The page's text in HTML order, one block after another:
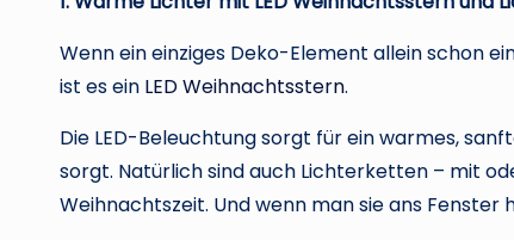
Wenn ein einziges Deko-Element allein schon
ist es ein LED Weihnachtsstern.
Die LED-Beleuchtung sorgt für ein warmes,
sorgt. Natürlich sind auch Lichterketten – mit
Weihnachtszeit. Und wenn man sie ans